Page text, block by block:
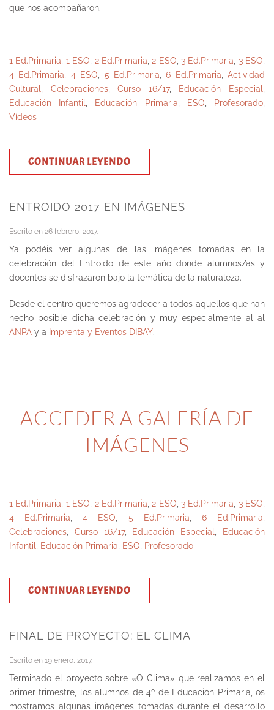
que nos acompañaron.
1 Ed.Primaria 1 ESO 2 Ed.Primaria 2 ESO 3 Ed.Primaria 3 ESO
4 Ed.Primaria
4 ESO 5 Ed.Primaria ,6 Ed.Primaria
Actividad
Cultural
Celebraciones,Curso 16/17, Educación Especial
Educación Infantil
Educación Primaria ESO Profesorado
Vídeos
CONTINUAR LEYENDO
ENTROIDO 2017 EN IMÁGENES
Escrito en 26 febrero, 2017.
Ya podéis ver algunas de las imágenes tomadas en la
celebración del Entroido de este año donde alumnos/as y
docentes se disfrazaron bajo la temática de la naturaleza.
Desde el centro queremos agradecer a todos aquellos que han
hecho posible dicha celebración y muy especialmente al al
ANPA y a Imprenta y Eventos DIBAY.
ACCEDER A GALERÍA DE
IMÁGENES
1 Ed.Primaria 1 ESO 2 Ed.Primaria 2 ESO 3 Ed.Primaria 3 ESO
4 Ed.Primaria ,4 ESO 5 Ed.Primaria 6 Ed.Primaria
Celebraciones
Curso 16/17, Educación Especial
Educación
Infantil
Educación Primaria ESO Profesorado
CONTINUAR LEYENDO
FINAL DE PROYECTO: EL CLIMA
Escrito en 19 enero, 2017.
Terminado el proyecto sobre «O Clima» que realizamos en el
primer trimestre, los alumnos de 4º de Educación Primaria, os
mostramos algunas imágenes tomadas durante el desarrollo